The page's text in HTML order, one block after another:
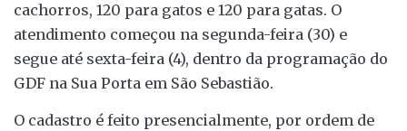
cachorros, 120 para gatos e 120 para gatas. O
atendimento começou na segunda-feira (30) e
segue até sexta-feira (4), dentro da programação do
GDF na Sua Porta em São Sebastião.
O cadastro é feito presencialmente, por ordem de